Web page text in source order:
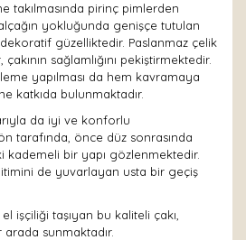
takılmasında pirinç pimlerden
yokluğunda genişçe tutulan
güzelliktedir. Paslanmaz çelik
sağlamlığını pekiştirmektedir.
yapılması da hem kavramaya
katkıda bulunmaktadır.
da iyi ve konforlu
tarafında, önce düz sonrasında
kademeli bir yapı gözlenmektedir.
de yuvarlayan usta bir geçiş
işçiliği taşıyan bu kaliteli çakı,
sunmaktadır.